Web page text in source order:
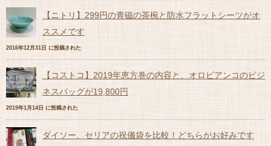
【ニトリ】299円の青磁の茶椀と防水フラットシーツがオ
ススメです
2016年12月31日 に投稿された
【コストコ】2019年恵方巻の内容と、オロビアンコのビジ
ネスバッグが19,800円
2019年1月14日 に投稿された
ダイソー、セリアの祝儀袋を比較！どちらがお好みです